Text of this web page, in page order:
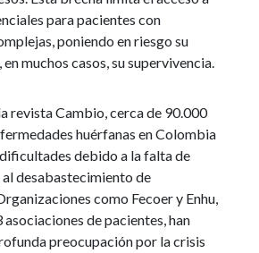
para pacientes con
poniendo en riesgo su
muchos casos, su supervivencia.
revista Cambio, cerca de 90.000
huérfanas en Colombia
debido a la falta de
desabastecimiento de
como Fecoer y Enhu,
asociaciones de pacientes, han
preocupación por la crisis